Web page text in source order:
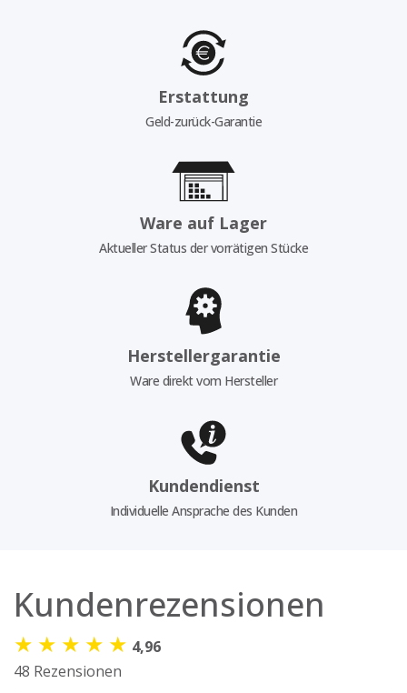
Erstattung
Geld-zurück-Garantie
Ware auf Lager
Aktueller Status der vorrätigen Stücke
Herstellergarantie
Ware direkt vom Hersteller
Kundendienst
Individuelle Ansprache des Kunden
Kundenrezensionen
★ ★ ★ ★ ★ 4,96
48 Rezensionen